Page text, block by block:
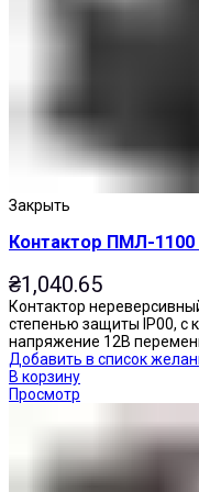
Закрыть
Контактор ПМЛ-
₴1,040.65
Контактор
степенью защиты IP00, с
напряжение 12В
Добавить в список
В корзину
Просмотр